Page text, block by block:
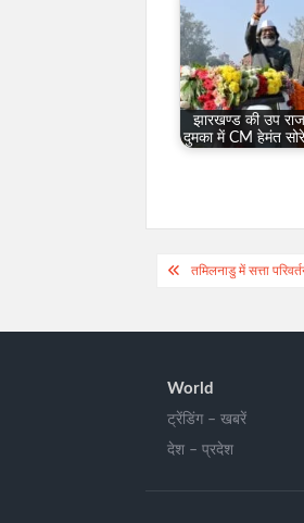
झारखण्ड की उप
दुमका में CM हेमंत
Postतमिलनाडु में सत्ता
World
ट्रेंडिंग – खबरें
देश – प्रदेश